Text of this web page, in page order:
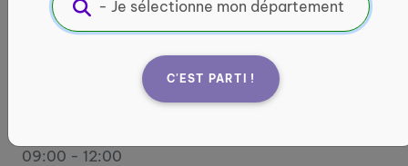
C'EST PARTI !
Informations pratiques :
lundi : 09:30 - 12:00 / 13:30 - 17:00 mardi : 09:00
09:00 - 12:00